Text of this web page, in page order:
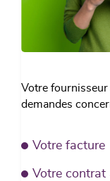
Votre fournisseur
demandes
Votre facture
Votre contrat